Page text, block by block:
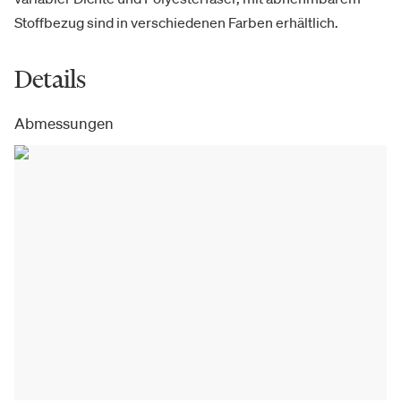
Stoffbezug sind in verschiedenen Farben erhältlich.
Details
Abmessungen